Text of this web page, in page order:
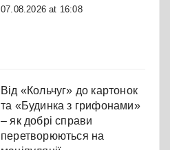
07.08.2026 at 16:08
Від «Кольчуг» до картонок
та «Будинка з грифонами»
– як добрі справи
перетворюються на